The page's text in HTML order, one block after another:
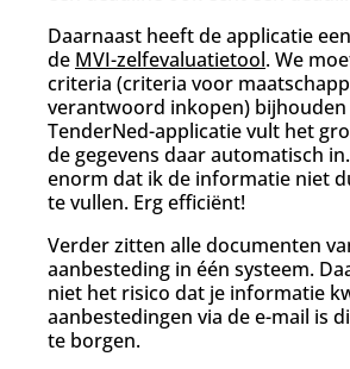
Daarnaast heeft de applicatie
de MVI-zelfevaluatietool. We
criteria (criteria voor
verantwoord inkopen) bijhouden
TenderNed-applicatie vult het
de gegevens daar automatisch
enorm dat ik de informatie niet
te vullen. Erg efficiënt!
Verder zitten alle documenten
aanbesteding in één systeem.
niet het risico dat je informatie
aanbestedingen via de e-mail is
te borgen.